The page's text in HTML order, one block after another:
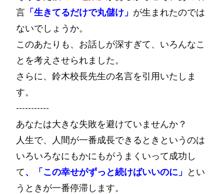
言 「生きてるだけで丸儲け」 が生まれたのでは
ないでしょうか。
このあたりも、お話しが深すぎて、いろんなこ
とを考えさせられました。
さらに、鈴木校長先生の名言を引用いたしま
す。
-----------
あなたは大きな失敗を避けていませんか？
人生で、人間が一番成長できるときというのは
いろいろなにもかにもがうまくいって成功し
て、「この幸せがずっと続けばいいのに」 とい
うときが一番停滞します。